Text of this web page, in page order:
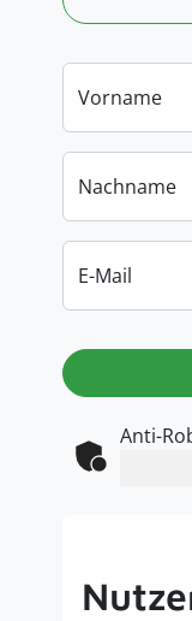
Vorname
Nachname
E-Mail
Anti-